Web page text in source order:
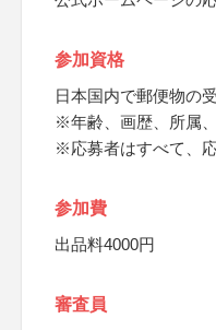
参加資格
日本国内で郵便物の
※年齢、画歴、所属
※応募者はすべて、
参加費
出品料4000円
審査員